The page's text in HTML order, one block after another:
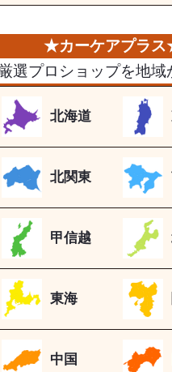
厳選プロショップを地域
北海道
北関東
甲信越
東海
中国